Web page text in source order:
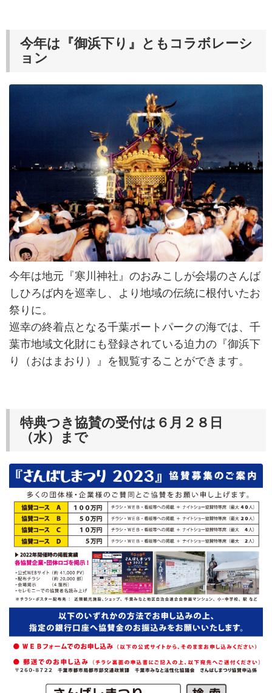
今年は『御浜下り』ともコラボレーシ
ョン
今年は地元『寒川神社』のおみこしが会場のさんば
しひろば内を巡幸し、より地域の伝統に根付いたお
祭りに。
巡幸の終着点となる千葉ポートパークの海では、千
葉市地域文化財にも登録されている迫力の『御浜下
り（おはまおり）』を観覧することができます。
特典つき協賛の受付は６月２８日
（水）まで